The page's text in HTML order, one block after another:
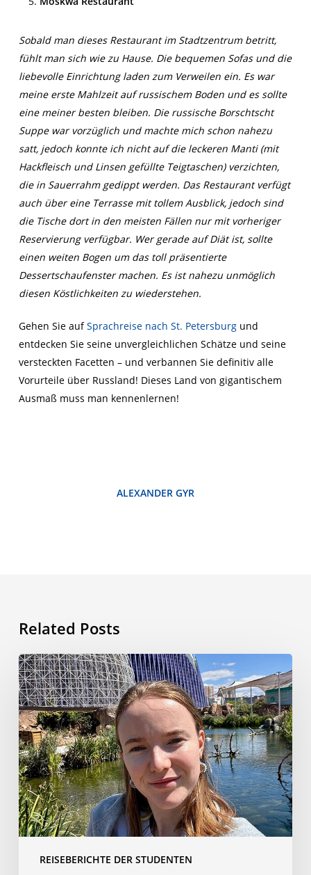
Sobald man dieses Restaurant im Stadtzentrum betritt,
fühlt man sich wie zu Hause. Die bequemen Sofas und die
liebevolle Einrichtung laden zum Verweilen ein. Es war
meine erste Mahlzeit auf russischem Boden und es sollte
eine meiner besten bleiben. Die russische Borschtscht
Suppe war vorzüglich und machte mich schon nahezu
satt, jedoch konnte ich nicht auf die leckeren Manti (mit
Hackfleisch und Linsen gefüllte Teigtaschen) verzichten,
die in Sauerrahm gedippt werden. Das Restaurant verfügt
auch über eine Terrasse mit tollem Ausblick, jedoch sind
die Tische dort in den meisten Fällen nur mit vorheriger
Reservierung verfügbar. Wer gerade auf Diät ist, sollte
einen weiten Bogen um das toll präsentierte
Dessertschaufenster machen. Es ist nahezu unmöglich
diesen Köstlichkeiten zu wiederstehen.
Gehen Sie aufSprachreise nach St. Petersburgund
entdecken Sie seine unvergleichlichen Schätze und seine
versteckten Facetten – und verbannen Sie definitiv alle
Vorurteile über Russland! Dieses Land von gigantischem
Ausmaß muss man kennenlernen!
ALEXANDER GYR
Related Posts
REISEBERICHTE DER STUDENTEN
Mein
Sprachreise-
Abenteuer
in
Valencia:
Vom
Flughafen-
Chaos
zur
besten
meines